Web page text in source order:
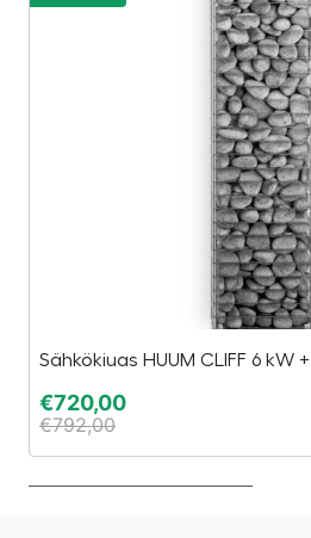
Sähkökiuas HUUM CLIFF 6 kW +
€720,00
€792,00